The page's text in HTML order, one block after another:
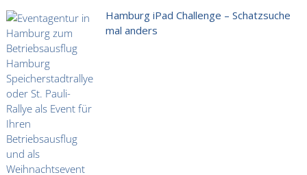
Hamburg iPad Challenge – Schatzsuche
mal anders